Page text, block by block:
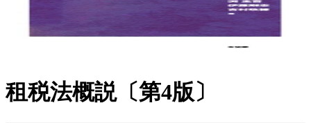
租税法概説〔第4版〕